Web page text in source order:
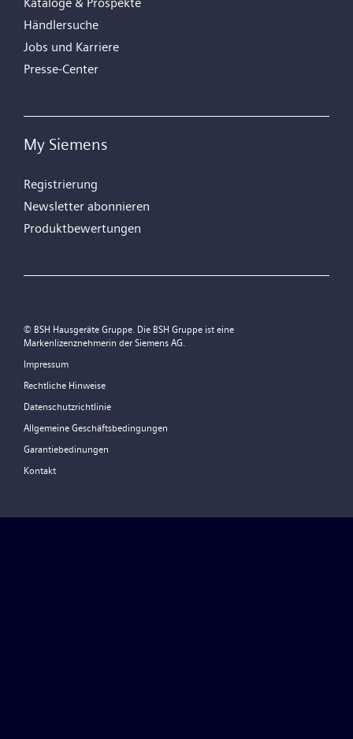
Händlersuche
Jobs und Karriere
Presse-Center
My Siemens
Registrierung
Newsletter abonnieren
Produktbewertungen
© BSH Hausgeräte Gruppe. Die BSH Gruppe ist eine
Markenlizenznehmerin der Siemens AG.
Impressum
Rechtliche Hinweise
Datenschutzrichtlinie
Allgemeine Geschäftsbedingungen
Garantiebedinungen
Kontakt